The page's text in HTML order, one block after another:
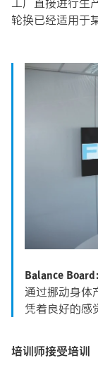
轮换已经适用于
Balance Board：
通过挪动身体
凭着良好的感
培训师接受培训